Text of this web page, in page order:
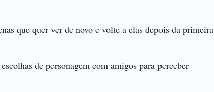
que quer ver de novo e volte a elas depois da primeira
de personagem com amigos para perceber